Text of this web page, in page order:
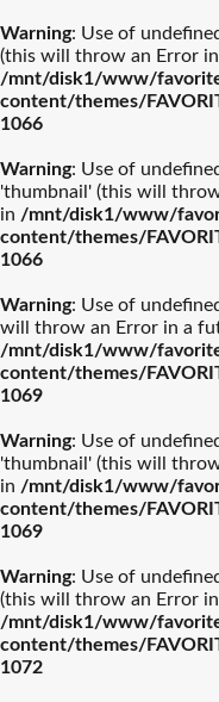
Warning: Use of
(this will throw an Error
/mnt/disk1/www/
content/themes/
1066
Warning: Use of
'thumbnail' (this will
in /mnt/disk1/www/
content/themes/
1066
Warning: Use of
will throw an Error in a
/mnt/disk1/www/
content/themes/
1069
Warning: Use of
'thumbnail' (this will
in /mnt/disk1/www/
content/themes/
1069
Warning: Use of
(this will throw an Error
/mnt/disk1/www/
content/themes/
1072